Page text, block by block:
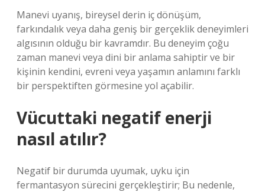
Manevi uyanış, bireysel derin iç dönüşüm,
farkındalık veya daha geniş bir gerçeklik deneyimleri
algısının olduğu bir kavramdır. Bu deneyim çoğu
zaman manevi veya dini bir anlama sahiptir ve bir
kişinin kendini, evreni veya yaşamın anlamını farklı
bir perspektiften görmesine yol açabilir.
Vücuttaki negatif enerji
nasıl atılır?
Negatif bir durumda uyumak, uyku için
fermantasyon sürecini gerçekleştirir; Bu nedenle,